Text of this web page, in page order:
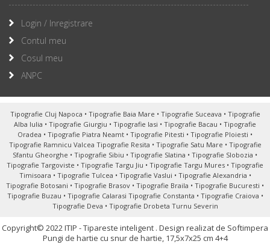
Login / Inregistrare
Contul meu
Cosul meu
ANPC
Tipografie Cluj Napoca • Tipografie Baia Mare • Tipografie Suceava • Tipografie
Alba Iulia • Tipografie Giurgiu • Tipografie Iasi • Tipografie Bacau • Tipografie
Oradea • Tipografie Piatra Neamt • Tipografie Pitesti • Tipografie Ploiesti •
Tipografie Ramnicu Valcea Tipografie Resita • Tipografie Satu Mare • Tipografie
Sfantu Gheorghe • Tipografie Sibiu • Tipografie Slatina • Tipografie Slobozia •
Tipografie Targoviste • Tipografie Targu Jiu • Tipografie Targu Mures • Tipografie
Timisoara • Tipografie Tulcea • Tipografie Vaslui • Tipografie Alexandria •
Tipografie Botosani • Tipografie Brasov • Tipografie Braila • Tipografie Bucuresti •
Tipografie Buzau • Tipografie Calarasi Tipografie Constanta • Tipografie Craiova •
Tipografie Deva • Tipografie Drobeta Turnu Severin
Copyright© 2022 ITIP - Tipareste inteligent . Design realizat de Softimpera
Pungi de hartie cu snur de hartie, 17,5x7x25 cm 4+4